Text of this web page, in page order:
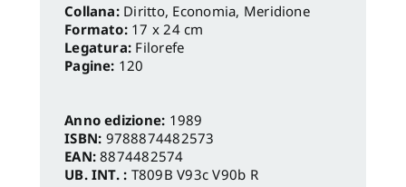
Diritto, Economia, Meridione
Formato: 17 x 24 cm
Legatura: Filorefe
Pagine: 120
Anno edizione: 1989
ISBN: 9788874482573
EAN:8874482574
UB. INT. : T809B V93c V90b R